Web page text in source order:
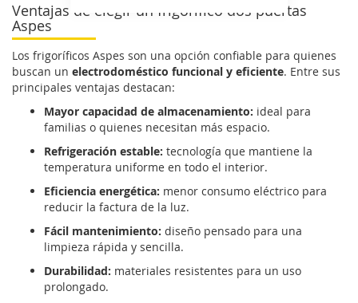
Ventajas de elegir un frigorífico dos puertas
Aspes
Los frigoríficos Aspes son una opción confiable para quienes
buscan un electrodoméstico funcional y eficiente. Entre sus
principales ventajas destacan:
Mayor capacidad de almacenamiento: ideal para
familias o quienes necesitan más espacio.
Refrigeración estable: tecnología que mantiene la
temperatura uniforme en todo el interior.
Eficiencia energética: menor consumo eléctrico para
reducir la factura de la luz.
Fácil mantenimiento: diseño pensado para una
limpieza rápida y sencilla.
Durabilidad: materiales resistentes para un uso
prolongado.